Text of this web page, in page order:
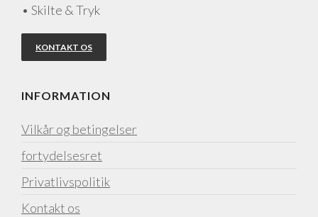
• Skilte & Tryk
KONTAKT OS
INFORMATION
Vilkår og betingelser
fortydelsesret
Privatlivspolitik
Kontakt os